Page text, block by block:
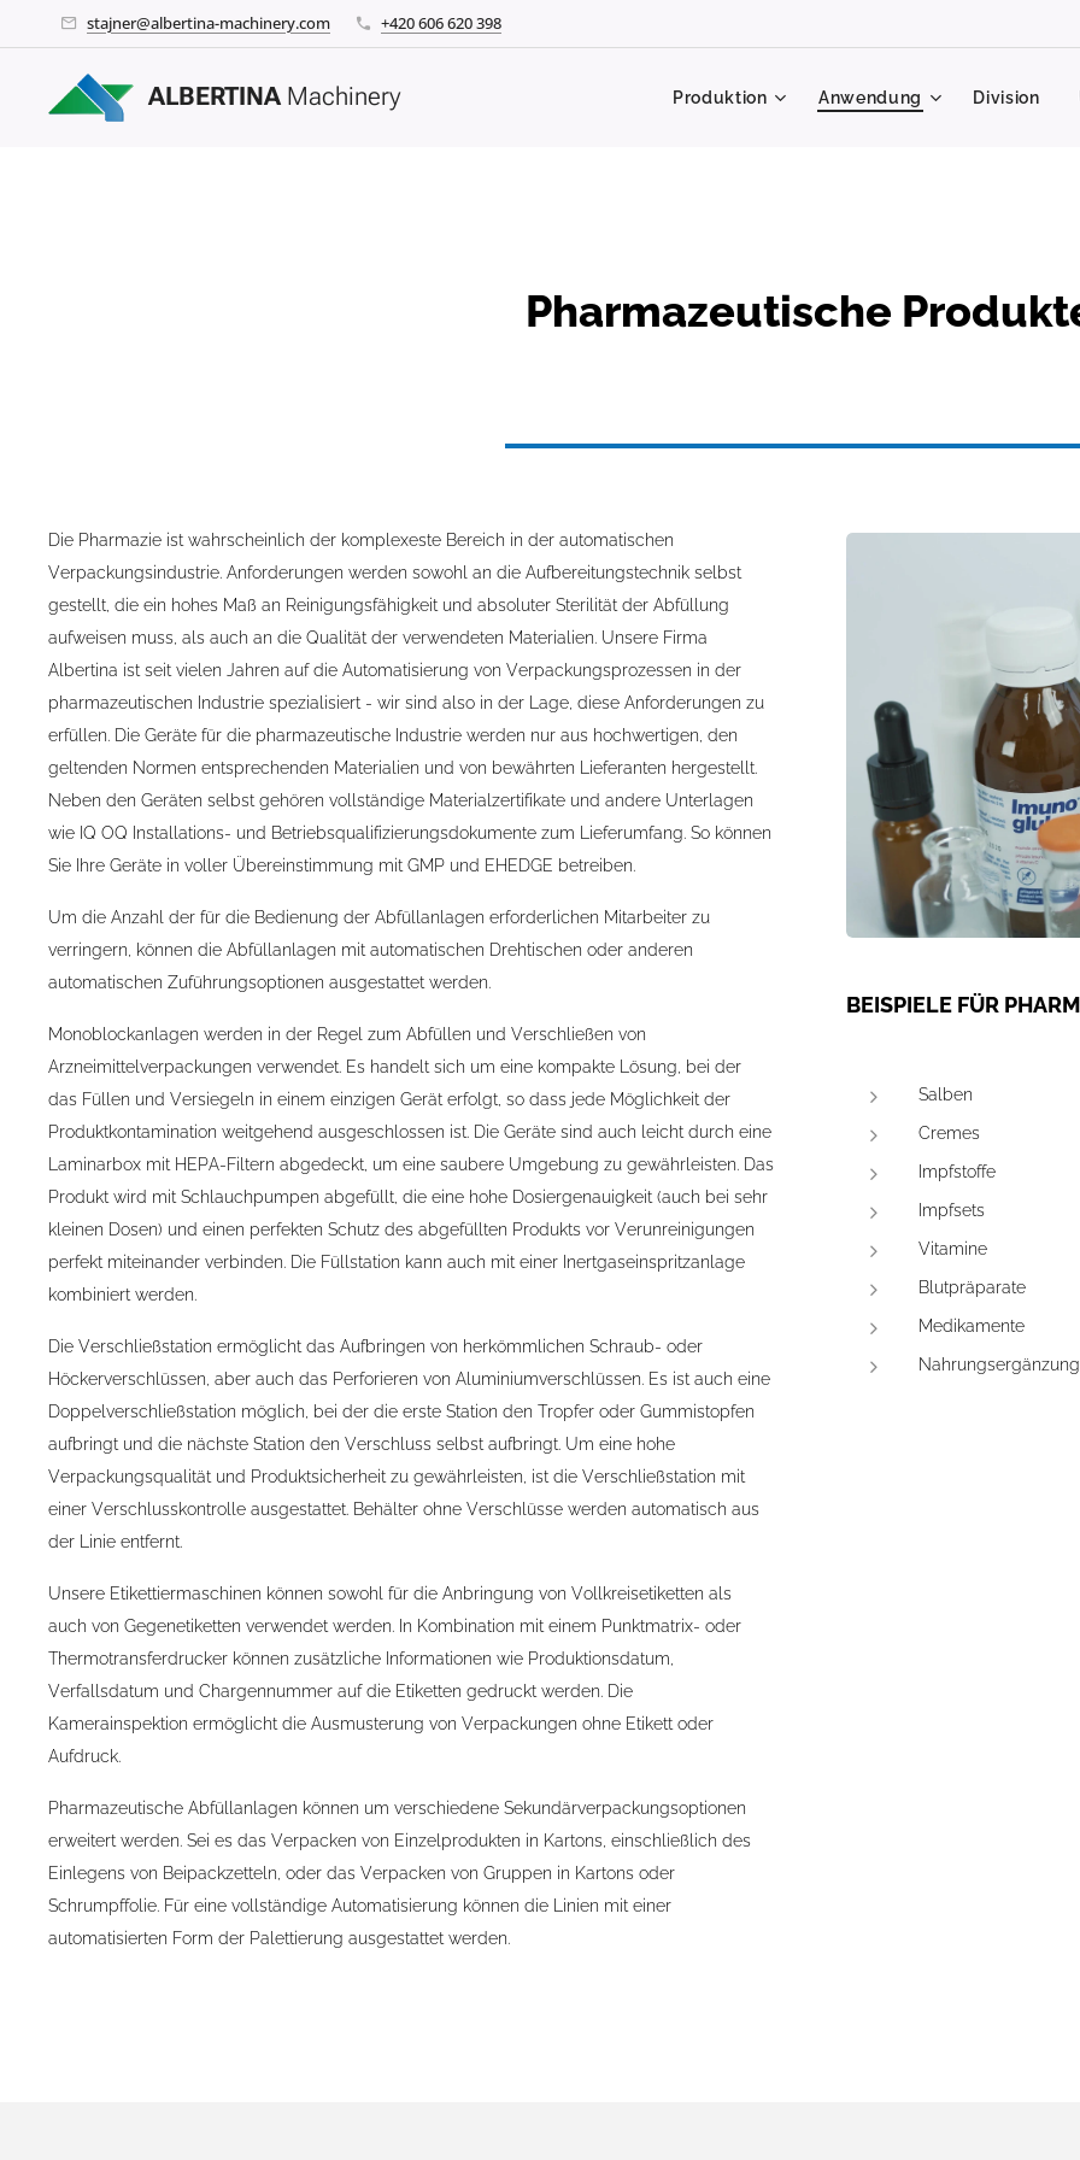
stajner@albertina-machinery.com +420 606 620 398
ALBERTINA Machinery Produktion Anwendung Division
Pharmazeutische
Die Pharmazie ist wahrscheinlich der komplexeste Bereich in der automatischen
Verpackungsindustrie. Anforderungen werden sowohl an die Aufbereitungstechnik selbst
gestellt, die ein hohes Maß an Reinigungsfähigkeit und absoluter Sterilität der Abfüllung
aufweisen muss, als auch an die Qualität der verwendeten Materialien. Unsere Firma
Albertina ist seit vielen Jahren auf die Automatisierung von Verpackungsprozessen in der
pharmazeutischen Industrie spezialisiert - wir sind also in der Lage, diese Anforderungen zu
erfüllen. Die Geräte für die pharmazeutische Industrie werden nur aus hochwertigen, den
geltenden Normen entsprechenden Materialien und von bewährten Lieferanten hergestellt.
Neben den Geräten selbst gehören vollständige Materialzertifikate und andere Unterlagen
wie IQ OQ Installations- und Betriebsqualifizierungsdokumente zum Lieferumfang. So können
Sie Ihre Geräte in voller Übereinstimmung mit GMP und EHEDGE betreiben.
Um die Anzahl der für die Bedienung der Abfüllanlagen erforderlichen Mitarbeiter zu
verringern, können die Abfüllanlagen mit automatischen Drehtischen oder anderen
automatischen Zuführungsoptionen ausgestattet werden.
Monoblockanlagen werden in der Regel zum Abfüllen und Verschließen von
Arzneimittelverpackungen verwendet. Es handelt sich um eine kompakte Lösung, bei der
das Füllen und Versiegeln in einem einzigen Gerät erfolgt, so dass jede Möglichkeit der
Produktkontamination weitgehend ausgeschlossen ist. Die Geräte sind auch leicht durch eine
Laminarbox mit HEPA-Filtern abgedeckt, um eine saubere Umgebung zu gewährleisten. Das
Produkt wird mit Schlauchpumpen abgefüllt, die eine hohe Dosiergenauigkeit (auch bei sehr
kleinen Dosen) und einen perfekten Schutz des abgefüllten Produkts vor Verunreinigungen
perfekt miteinander verbinden. Die Füllstation kann auch mit einer Inertgaseinspritzanlage
kombiniert werden.
Die Verschließstation ermöglicht das Aufbringen von herkömmlichen Schraub- oder
Höckerverschlüssen, aber auch das Perforieren von Aluminiumverschlüssen. Es ist auch eine
Doppelverschließstation möglich, bei der die erste Station den Tropfer oder Gummistopfen
aufbringt und die nächste Station den Verschluss selbst aufbringt. Um eine hohe
Verpackungsqualität und Produktsicherheit zu gewährleisten, ist die Verschließstation mit
einer Verschlusskontrolle ausgestattet. Behälter ohne Verschlüsse werden automatisch aus
der Linie entfernt.
Unsere Etikettiermaschinen können sowohl für die Anbringung von Vollkreisetiketten als
auch von Gegenetiketten verwendet werden. In Kombination mit einem Punktmatrix- oder
Thermotransferdrucker können zusätzliche Informationen wie Produktionsdatum,
Verfallsdatum und Chargennummer auf die Etiketten gedruckt werden. Die
Kamerainspektion ermöglicht die Ausmusterung von Verpackungen ohne Etikett oder
Aufdruck.
Pharmazeutische Abfüllanlagen können um verschiedene Sekundärverpackungsoptionen
erweitert werden. Sei es das Verpacken von Einzelprodukten in Kartons, einschließlich des
Einlegens von Beipackzetteln, oder das Verpacken von Gruppen in Kartons oder
Schrumpffolie. Für eine vollständige Automatisierung können die Linien mit einer
automatisierten Form der Palettierung ausgestattet werden.
BEISPIELE FÜR
Salben
Cremes
Impfstoffe
Impfsets
Vitamine
Blutpräparate
Medikamente